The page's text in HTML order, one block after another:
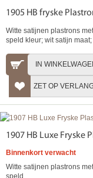
1905 HB fryske
Witte satijnen plastrons
speld kleur; wit satijn maat;
IN
ZET OP
1907 HB Luxe Fryske
Binnenkort verwacht
Witte satijnen plastrons
speld